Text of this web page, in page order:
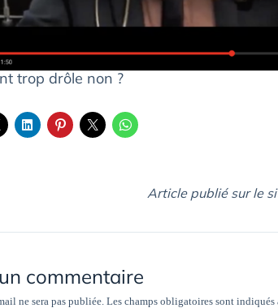
trop drôle non ?
Article publié sur le
commentaire
ne sera pas publiée. Les champs obligatoires sont indiqués